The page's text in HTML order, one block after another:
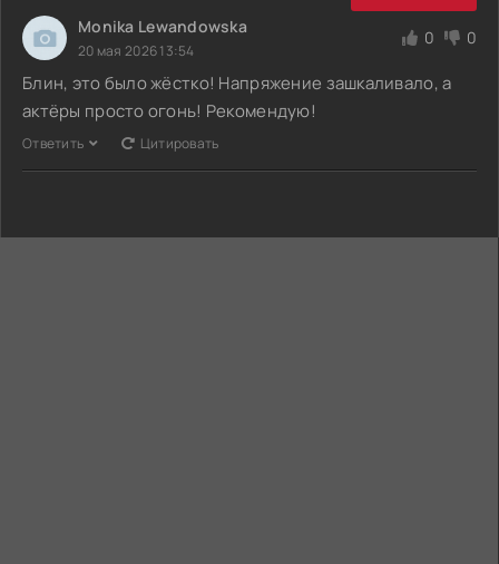
Monika Lewandowska
20 мая 2026 13:54
0 0
Блин, это было жёстко! Напряжение зашкаливало, а
актёры просто огонь! Рекомендую!
Ответить Цитировать